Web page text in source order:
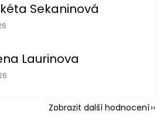
Sekaninová
obchodu je 5 z 5 hvězdiček.
Laurinova
obchodu je 5 z 5 hvězdiček.
Zobrazit další hodnocení